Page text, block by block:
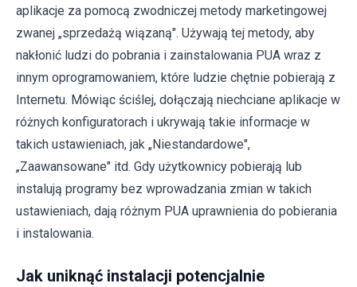
aplikacje za pomocą zwodniczej metody marketingowej
zwanej „sprzedażą wiązaną". Używają tej metody, aby
nakłonić ludzi do pobrania i zainstalowania PUA wraz z
innym oprogramowaniem, które ludzie chętnie pobierają z
Internetu. Mówiąc ściślej, dołączają niechciane aplikacje w
różnych konfiguratorach i ukrywają takie informacje w
takich ustawieniach, jak „Niestandardowe",
„Zaawansowane" itd. Gdy użytkownicy pobierają lub
instalują programy bez wprowadzania zmian w takich
ustawieniach, dają różnym PUA uprawnienia do pobierania
i instalowania.
Jak uniknąć instalacji potencjalnie